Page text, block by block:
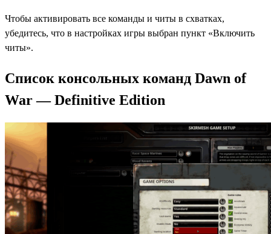
Чтобы активировать все команды и читы в схватках,
убедитесь, что в настройках игры выбран пункт «Включить
читы».
Список консольных команд Dawn of
War — Definitive Edition